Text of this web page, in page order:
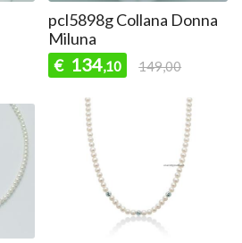
pcl5898g Collana Donna
Miluna
€ 134,10 149,00